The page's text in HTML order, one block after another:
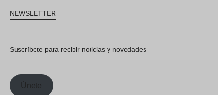
NEWSLETTER
Suscríbete para recibir noticias y novedades
Únete